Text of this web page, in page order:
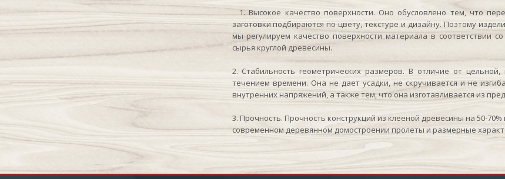
1. Высокое качество поверхности. Оно обусловлено тем, что
заготовки подбираются по цвету, текстуре и дизайну. Поэтому
мы регулируем качество поверхности материала в соответствии
сырья круглой древесины.
2. Стабильность геометрических размеров. В отличие от
течением времени. Она не дает усадки, не скручивается и не
внутренних напряжений, а также тем, что она изготавливается из
3. Прочность. Прочность конструкций из клееной древесины на 50-
современном деревянном домостроении пролеты и размерные